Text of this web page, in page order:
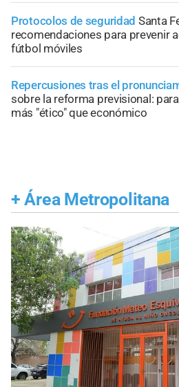
Protocolos de seguridad Santa
recomendaciones para prevenir
fútbol móviles
Repercusiones tras el
sobre la reforma previsional:
más "ético" que económico
+ Área Metropolitana